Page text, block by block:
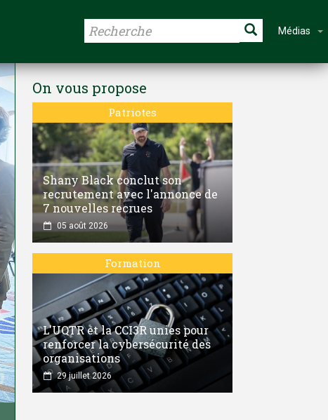
Médias
On vous propose
Patriotes
Shany Black conclut son
recrutement avec l'annonce de
7 nouvelles recrues
05 août 2026
Formation
L'UQTR et la CCI3R unies pour
renforcer la cybersécurité des
organisations
29 juillet 2026